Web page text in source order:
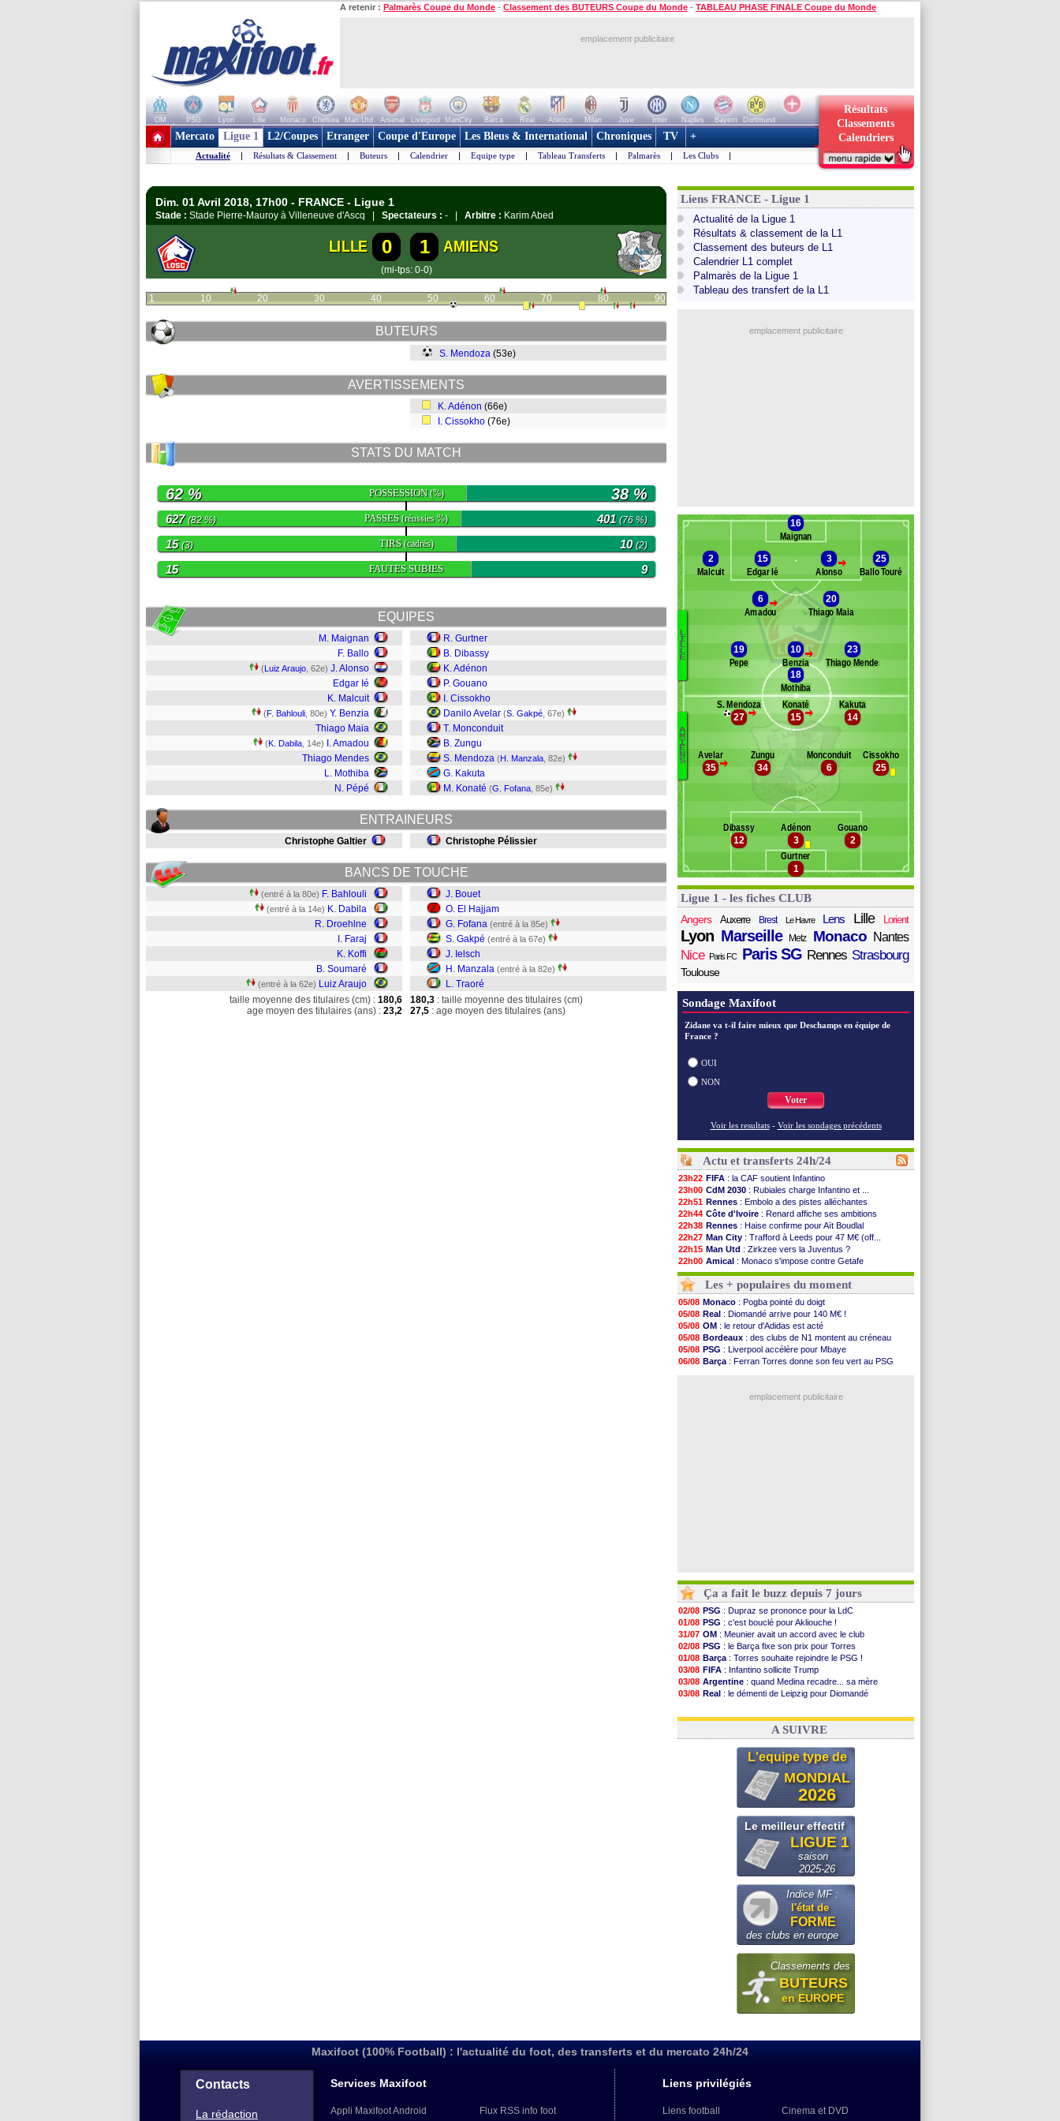
A retenir : Palmarès Coupe du Monde - Classement des BUTEURS Coupe du Monde - TABLEAU PHASE FINALE Coupe du Monde
emplacement publicitaire
OM PSG Lyon Lille Monaco Chelsea Man Utd Arsenal Liverpool ManCity Barca Real Atletico Milan Juve Inter Naples Bayern
Dortmund
+ de clubs
Résultats
Classements
Calendriers
Mercato Ligue 1 L2/Coupes Etranger Coupe d'Europe Les Bleus & International Chroniques TV +
Actualité | Résultats & Classement | Buteurs | Calendrier | Equipe type | Tableau Transferts | Palmarès | Les Clubs |
Dim. 01 Avril 2018, 17h00 - FRANCE - Ligue 1
Stade : Stade Pierre-Mauroy à Villeneuve d'Ascq | Spectateurs : - | Arbitre : Karim Abed
LILLE 0 1 AMIENS
(mi-tps: 0-0)
1 10 20 30 40 50 60 70 80 90
BUTEURS
S. Mendoza (53e)
AVERTISSEMENTS
K. Adénon (66e)
I. Cissokho (76e)
STATS DU MATCH
POSSESSION(%)
62 % 38 %
PASSES(réussies %)
627(82 %) 401 (76 %)
TIRS(cadrés)
15(3) 10(2)
FAUTES SUBIES
15 9
EQUIPES
M. Maignan
F. Ballo
(Luiz Araujo , 62e) J. Alonso
Edgar Ié
K. Malcuit
(F. Bahlouli , 80e) Y. Benzia
Thiago Maia
(K. Dabila , 14e)
I. Amadou
Thiago Mendes
L. Mothiba
N. Pépé
R. Gurtner
B. Dibassy
K. Adénon
P. Gouano
I. Cissokho
Danilo Avelar (S. Gakpé , 67e)
T. Monconduit
B. Zungu
S. Mendoza (H. Manzala , 82e)
G. Kakuta
M. Konaté (G. Fofana , 85e)
ENTRAINEURS
Christophe Galtier Christophe Pélissier
BANCS DE TOUCHE
(entré à la 80e) F. Bahlouli
(entré à la 14e) K. Dabila
R. Droehlne
I. Faraj
K. Koffi
B. Soumaré
(entré à la 62e) Luiz Araujo
J. Bouet
O. El Hajjam
G. Fofana (entré à la 85e)
S. Gakpé (entré à la 67e)
J. Ielsch
H. Manzala (entré à la 82e)
L. Traoré
taille moyenne des titulaires (cm) : 180,6
age moyen des titulaires (ans) : 23,2
180,3 : taille moyenne des titulaires (cm)
27,5 : age moyen des titulaires (ans)
Liens FRANCE - Ligue 1
Actualité de la Ligue 1
Résultats & classement de la L1
Classement des buteurs de L1
Calendrier L1 complet
Palmarès de la Ligue 1
Tableau des transfert de la L1
emplacement publicitaire
Banc des remplaçants
Bahlouli
Dabila
Koffi
Soumaré
Luiz Araujo
L
I
L
L
E
Banc des remplaçants Amiens
El Hajjam
Fofana
Ielsch
Manzala
Traoré
A
M
I
E
N
S
16
Maignan
2
Malcuit
15
Edgar Ié
>
3
Alonso
25
Ballo Touré
>
6
Amadou
20
Thiago Maia
19
Pepe
>
10
Benzia
23
Thiago Mendes
18
Mothiba
1
Gurtner
2
Gouano
3
Adénon
12
Dibassy
25
Cissokho
6
Monconduit
34
Zungu
>
35
Avelar
14
Kakuta
>
15
Konaté
>
27
S. Mendoza
Ligue 1 - les fiches CLUB
Angers
Auxerre Brest Le Havre Lens Lille Lorient
Lyon Marseille Metz Monaco Nantes
Nice Paris FC Paris SG Rennes Strasbourg
Toulouse
Sondage Maxifoot
Zidane va t-il faire mieux que Deschamps en équipe de
France ?
OUI
NON
Voter
Voir les resultats - Voir les sondages précédents
Actu et transferts 24h/24
23h22 FIFA : la CAF soutient Infantino
23h00 CdM 2030 : Rubiales charge Infantino et ...
22h51 Rennes : Embolo a des pistes alléchantes
22h44 Côte d'Ivoire : Renard affiche ses ambitions
22h38 Rennes : Haise confirme pour Aït Boudlal
22h27 Man City : Trafford à Leeds pour 47 M€ (off...
22h15 Man Utd : Zirkzee vers la Juventus ?
22h00 Amical : Monaco s'impose contre Getafe
21h48 Nantes: Der Zakarian et sa relation avec Kita
21h39
OM: le club prêt à libérer Kondogbia ?
21h26 Monaco: le message touchant d'Akliouche
21h05
FIFA: Tebas en remet une couche
20h47
FIFA : l'UEFA maintient la pression
20h30
PSG: Tebas encense Luis Enrique
20h18
Real: Vinicius jusqu'en 2032 (officiel)
20h04
Lyon: Mangala va rejoindre Getafe
19h47
OM: une offre refusée pour Aguerd
: Akliouche a signé (officiel)
Les + populaires du moment
05/08 Monaco : Pogba pointé du doigt
05/08 Real : Diomandé arrive pour 140 M€ !
05/08 OM : le retour d'Adidas est acté
05/08 Bordeaux : des clubs de N1 montent au créneau
05/08 PSG : Liverpool accélère pour Mbaye
06/08 Barça : Ferran Torres donne son feu vert au PSG
emplacement publicitaire
Ça a fait le buzz depuis 7 jours
02/08 PSG : Dupraz se prononce pour la LdC
01/08 PSG : c'est bouclé pour Akliouche !
31/07 OM : Meunier avait un accord avec le club
02/08 PSG : le Barça fixe son prix pour Torres
01/08 Barça : Torres souhaite rejoindre le PSG !
03/08 FIFA : Infantino sollicite Trump
03/08 Argentine : quand Medina recadre... sa mère
03/08 Real : le démenti de Leipzig pour Diomandé
31/07 FIFA: le conseiller d'Infantino démissionne !
A SUIVRE
L'equipe type de
MONDIAL
2026
Le meilleur effectif
LIGUE 1
saison
2025-26
Indice MF :
l'état de
FORME
des clubs en europe
Classements des
BUTEURS
en EUROPE
Maxifoot (100% Football) : l'actualité du foot, des transferts et du mercato 24h/24
Contacts
La rédaction
Services Maxifoot
Appli Maxifoot Android
Flux RSS info foot
Liens privilégiés
Liens football
Cinema et DVD